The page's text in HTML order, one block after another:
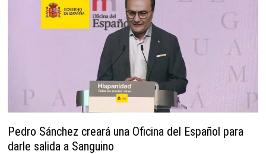
Pedro Sánchez creará una Oficina del Español para
darle salida a Sanguino